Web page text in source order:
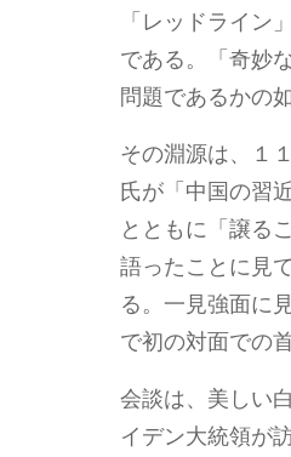
「レッドライ
である。「奇妙
問題であるかの
その淵源は、１
氏が「中国の習
とともに「譲る
語ったことに見
る。一見強面に
で初の対面での
会談は、美しい
イデン大統領が